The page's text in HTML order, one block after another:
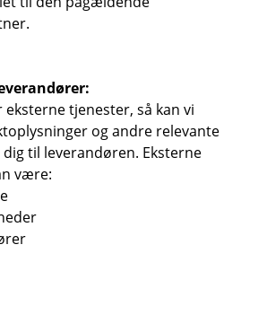
tjenester, så kan vi
og andre relevante
til leverandøren. Eksterne
være: